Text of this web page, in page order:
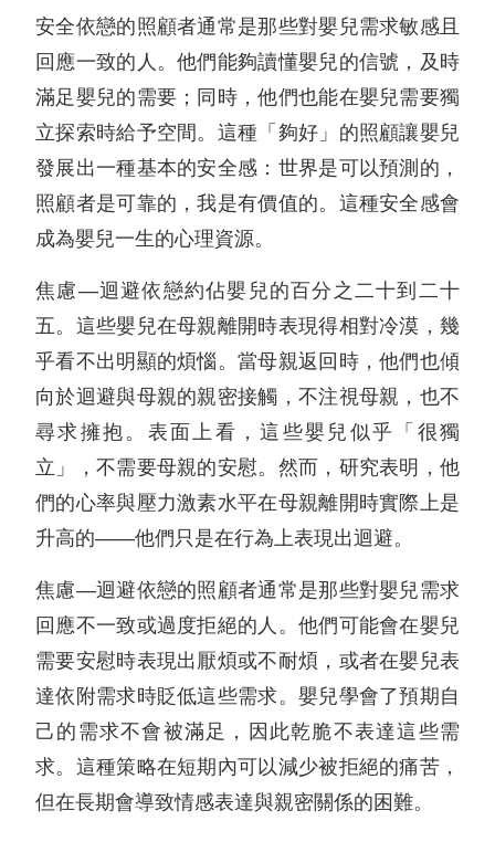
安全依戀的照顧者通常是那些對嬰兒需求敏感且
回應一致的人。他們能夠讀懂嬰兒的信號，及時
滿足嬰兒的需要；同時，他們也能在嬰兒需要獨
立探索時給予空間。這種「夠好」的照顧讓嬰兒
發展出一種基本的安全感：世界是可以預測的，
照顧者是可靠的，我是有價值的。這種安全感會
成為嬰兒一生的心理資源。
焦慮—迴避依戀約佔嬰兒的百分之二十到二十
五。這些嬰兒在母親離開時表現得相對冷漠，幾
乎看不出明顯的煩惱。當母親返回時，他們也傾
向於迴避與母親的親密接觸，不注視母親，也不
尋求擁抱。表面上看，這些嬰兒似乎「很獨
立」，不需要母親的安慰。然而，研究表明，他
們的心率與壓力激素水平在母親離開時實際上是
升高的——他們只是在行為上表現出迴避。
焦慮—迴避依戀的照顧者通常是那些對嬰兒需求
回應不一致或過度拒絕的人。他們可能會在嬰兒
需要安慰時表現出厭煩或不耐煩，或者在嬰兒表
達依附需求時貶低這些需求。嬰兒學會了預期自
己的需求不會被滿足，因此乾脆不表達這些需
求。這種策略在短期內可以減少被拒絕的痛苦，
但在長期會導致情感表達與親密關係的困難。